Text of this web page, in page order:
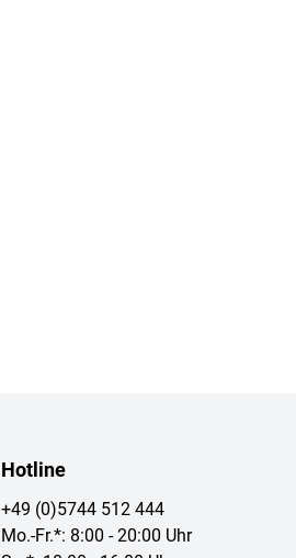
Hotline
+49 (0)5744 512 444
Mo.-Fr.*: 8:00 - 20:00 Uhr